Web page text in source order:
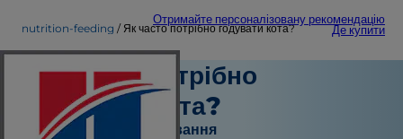
Отримайте персоналізовану рекомендацію
Де купити
nutrition-feeding Як часто потрібно годувати кота?
Як часто потрібно
годувати кота?
Харчування та годування